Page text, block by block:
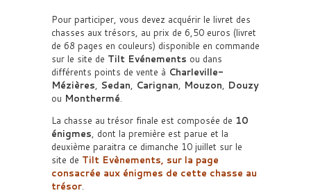
Pour participer, vous devez acquérir le livret des
chasses aux trésors, au prix de 6,50 euros (livret
de 68 pages en couleurs) disponible en commande
sur le site de Tilt Evénements ou dans
différents points de vente à Charleville-
Mézières, Sedan, Carignan, Mouzon, Douzy
ou Monthermé.
La chasse au trésor finale est composée de 10
énigmes, dont la première est parue et la
deuxième paraitra ce dimanche 10 juillet sur le
site de Tilt Evènements, sur la page
consacrée aux énigmes de cette chasse au
trésor.